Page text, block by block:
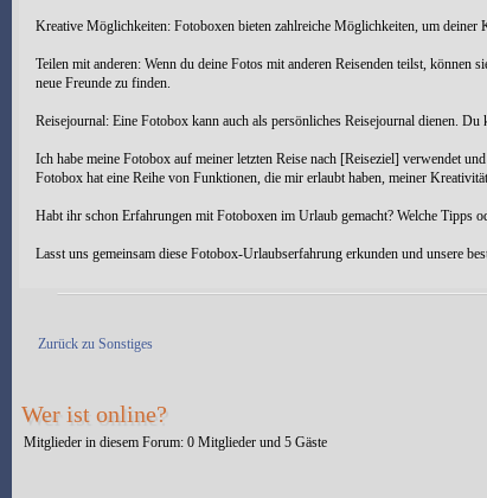
Kreative Möglichkeiten: Fotoboxen bieten zahlreiche Möglichkeiten, um
Teilen mit anderen: Wenn du deine Fotos mit anderen Reisenden teilst,
neue Freunde zu finden.
Reisejournal: Eine Fotobox kann auch als persönliches Reisejournal dienen.
Ich habe meine Fotobox auf meiner letzten Reise nach [Reiseziel] verwendet
Fotobox hat eine Reihe von Funktionen, die mir erlaubt haben, meiner
Habt ihr schon Erfahrungen mit Fotoboxen im Urlaub gemacht? Welche Tipps
Lasst uns gemeinsam diese Fotobox-Urlaubserfahrung erkunden und unsere
Zurück zu Sonstiges
Wer ist online?
Mitglieder in diesem Forum: 0 Mitglieder und 5 Gäste